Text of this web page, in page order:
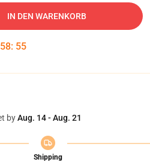
IN DEN WARENKORB
58: 54
byAug. 14 - Aug. 21
Shipping